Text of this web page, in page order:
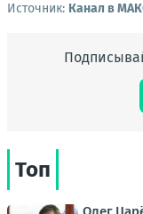
Источник: Канал в
Топ